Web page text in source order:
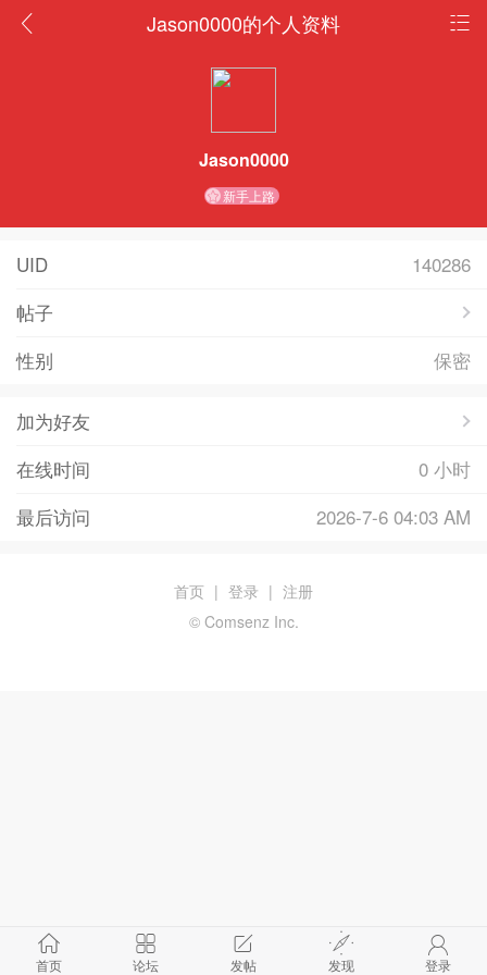
Jason0000的个人资料
Jason0000
新手上路
UID
140286
帖子
性别
保密
加为好友
在线时间
0 小时
最后访问
2026-7-6 04:03 AM
首页 论坛 发帖 发现 登录
首页 | 登录 | 注册
© Comsenz Inc.